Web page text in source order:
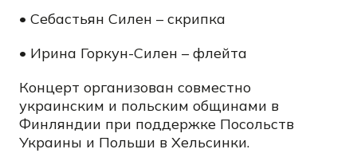
• Себастьян Силен – скрипка
• Ирина Горкун-Силен – флейта
Концерт организован совместно
украинским и польским общинами в
Финляндии при поддержке Посольств
Украины и Польши в Хельсинки.